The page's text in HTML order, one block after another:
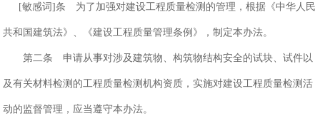
[敏感词]条 为了加强对建设工程质量检测的管理，根据《中华人民
共和国建筑法》、《建设工程质量管理条例》，制定本办法。
第二条 申请从事对涉及建筑物、构筑物结构安全的试块、试件以
及有关材料检测的工程质量检测机构资质，实施对建设工程质量检测活
动的监督管理，应当遵守本办法。